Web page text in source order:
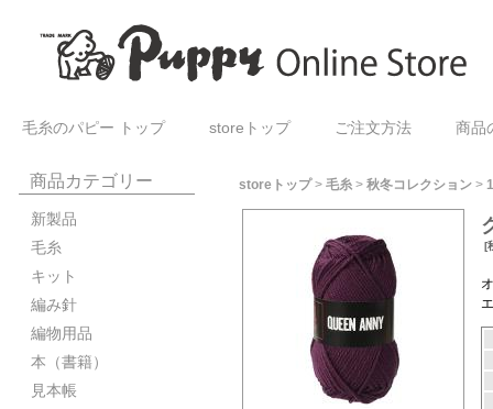
毛糸のパピー トップ storeトップ ご注文方法 商品
商品カテゴリー
新製品
毛糸
キット
編み針
編物用品
本（書籍）
見本帳
storeトップ> 毛糸 > 秋冬コレクション >
[